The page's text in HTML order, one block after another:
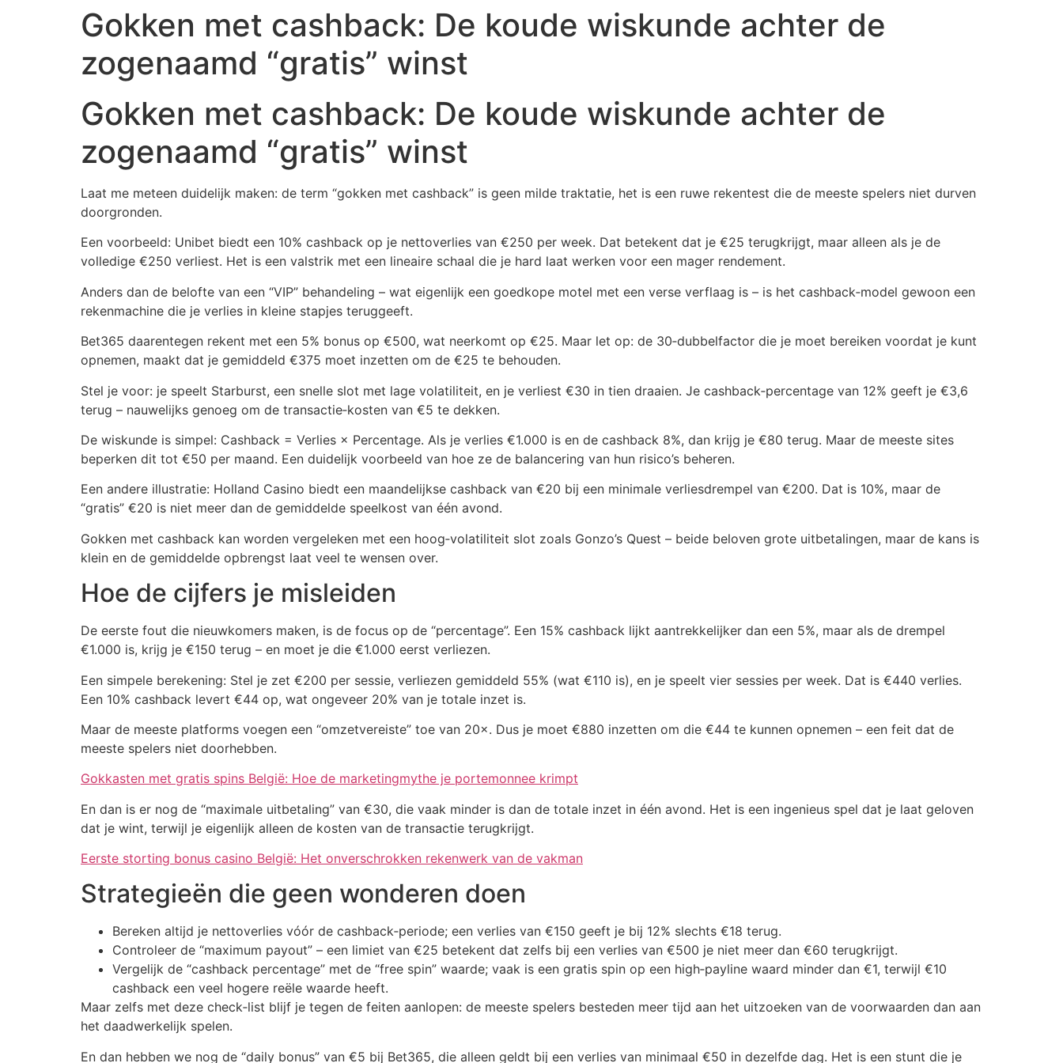
Gokken met cashback: De koude wiskunde achter de
zogenaamd “gratis” winst
Gokken met cashback: De koude wiskunde achter de
zogenaamd “gratis” winst
Laat me meteen duidelijk maken: de term “gokken met cashback” is geen milde traktatie, het is een ruwe rekentest die de meeste spelers niet durven
doorgronden.
Een voorbeeld: Unibet biedt een 10% cashback op je nettoverlies van €250 per week. Dat betekent dat je €25 terugkrijgt, maar alleen als je de
volledige €250 verliest. Het is een valstrik met een lineaire schaal die je hard laat werken voor een mager rendement.
Anders dan de belofte van een “VIP” behandeling – wat eigenlijk een goedkope motel met een verse verflaag is – is het cashback‑model gewoon een
rekenmachine die je verlies in kleine stapjes teruggeeft.
Bet365 daarentegen rekent met een 5% bonus op €500, wat neerkomt op €25. Maar let op: de 30‑dubbelfactor die je moet bereiken voordat je kunt
opnemen, maakt dat je gemiddeld €375 moet inzetten om de €25 te behouden.
Stel je voor: je speelt Starburst, een snelle slot met lage volatiliteit, en je verliest €30 in tien draaien. Je cashback‑percentage van 12% geeft je €3,6
terug – nauwelijks genoeg om de transactie‑kosten van €5 te dekken.
De wiskunde is simpel: Cashback = Verlies × Percentage. Als je verlies €1.000 is en de cashback 8%, dan krijg je €80 terug. Maar de meeste sites
beperken dit tot €50 per maand. Een duidelijk voorbeeld van hoe ze de balancering van hun risico’s beheren.
Een andere illustratie: Holland Casino biedt een maandelijkse cashback van €20 bij een minimale verliesdrempel van €200. Dat is 10%, maar de
“gratis” €20 is niet meer dan de gemiddelde speelkost van één avond.
Gokken met cashback kan worden vergeleken met een hoog‑volatiliteit slot zoals Gonzo’s Quest – beide beloven grote uitbetalingen, maar de kans is
klein en de gemiddelde opbrengst laat veel te wensen over.
Hoe de cijfers je misleiden
De eerste fout die nieuwkomers maken, is de focus op de “percentage”. Een 15% cashback lijkt aantrekkelijker dan een 5%, maar als de drempel
€1.000 is, krijg je €150 terug – en moet je die €1.000 eerst verliezen.
Een simpele berekening: Stel je zet €200 per sessie, verliezen gemiddeld 55% (wat €110 is), en je speelt vier sessies per week. Dat is €440 verlies.
Een 10% cashback levert €44 op, wat ongeveer 20% van je totale inzet is.
Maar de meeste platforms voegen een “omzetvereiste” toe van 20×. Dus je moet €880 inzetten om die €44 te kunnen opnemen – een feit dat de
meeste spelers niet doorhebben.
Gokkasten met gratis spins België: Hoe de marketingmythe je portemonnee krimpt
En dan is er nog de “maximale uitbetaling” van €30, die vaak minder is dan de totale inzet in één avond. Het is een ingenieus spel dat je laat geloven
dat je wint, terwijl je eigenlijk alleen de kosten van de transactie terugkrijgt.
Eerste storting bonus casino België: Het onverschrokken rekenwerk van de vakman
Strategieën die geen wonderen doen
Bereken altijd je nettoverlies vóór de cashback‑periode; een verlies van €150 geeft je bij 12% slechts €18 terug.
Controleer de “maximum payout” – een limiet van €25 betekent dat zelfs bij een verlies van €500 je niet meer dan €60 terugkrijgt.
Vergelijk de “cashback percentage” met de “free spin” waarde; vaak is een gratis spin op een high‑payline waard minder dan €1, terwijl €10
cashback een veel hogere reële waarde heeft.
Maar zelfs met deze check‑list blijf je tegen de feiten aanlopen: de meeste spelers besteden meer tijd aan het uitzoeken van de voorwaarden dan aan
het daadwerkelijk spelen.
En dan hebben we nog de “daily bonus” van €5 bij Bet365, die alleen geldt bij een verlies van minimaal €50 in dezelfde dag. Het is een stunt die je